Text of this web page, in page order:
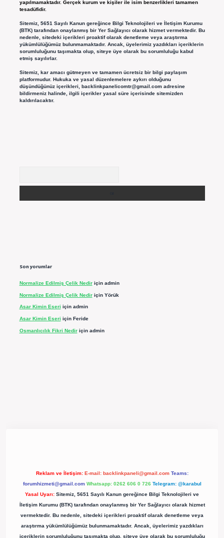
yapılmamaktadır. Gerçek kurum ve kişiler ile isim benzerlikleri tamamen
tesadüfidir.
Sitemiz, 5651 Sayılı Kanun gereğince Bilgi Teknolojileri ve İletişim Kurumu
(BTK) tarafından onaylanmış bir Yer Sağlayıcı olarak hizmet vermektedir. Bu
nedenle, sitedeki içerikleri proaktif olarak denetleme veya araştırma
yükümlülüğümüz bulunmamaktadır. Ancak, üyelerimiz yazdıkları içeriklerin
sorumluluğunu taşımakta olup, siteye üye olarak bu sorumluluğu kabul
etmiş sayılırlar.
Sitemiz, kar amacı gütmeyen ve tamamen ücretsiz bir bilgi paylaşım
platformudur. Hukuka ve yasal düzenlemelere aykırı olduğunu
düşündüğünüz içerikleri, backlinkpanelicomtr@gmail.comadresine
bildirmeniz halinde, ilgili içerikler yasal süre içerisinde sitemizden
kaldırılacaktır.
Son yorumlar
Normalize Edilmiş Çelik Nediriçin admin
Normalize Edilmiş Çelik Nediriçin Yörük
Asar Kimin Eseri için admin
Asar Kimin Eseri için Feride
Osmanlıcılık Fikri Nediriçin admin
Reklam ve İletişim: E-mail: backlinkpaneli@gmail.com Teams:
forumhizmeti@gmail.com Whatsapp: 0262 606 0 726 Telegram: @karabul
Yasal Uyarı: Sitemiz, 5651 Sayılı Kanun gereğince Bilgi Teknolojileri ve
İletişim Kurumu (BTK) tarafından onaylanmış bir Yer Sağlayıcı olarak hizmet
vermektedir. Bu nedenle, sitedeki içerikleri proaktif olarak denetleme veya
araştırma yükümlülüğümüz bulunmamaktadır. Ancak, üyelerimiz yazdıkları
içeriklerin sorumluluğunu taşımakta olup, siteye üye olarak bu sorumluluğu